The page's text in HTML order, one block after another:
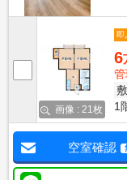
画像 : 21枚
即
6
敷
1
空室確認